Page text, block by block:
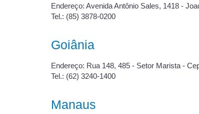
Endereço: Avenida Antônio Sales, 1418 -
Tel.: (85) 3878-0200
Goiânia
Endereço: Rua 148, 485 - Setor Marista -
Tel.: (62) 3240-1400
Manaus